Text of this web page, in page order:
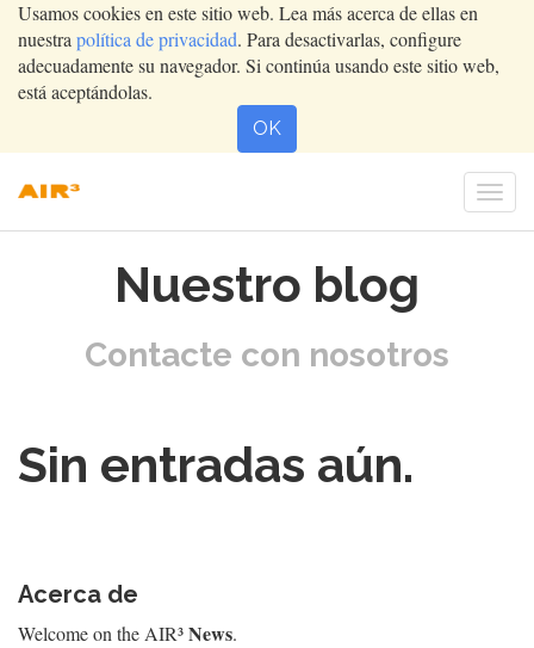
Usamos cookies en este sitio web. Lea más acerca de ellas en
nuestra política de privacidad. Para desactivarlas, configure
adecuadamente su navegador. Si continúa usando este sitio web,
está aceptándolas.
OK
Nuestro blog
Contacte con nosotros
Sin entradas aún.
Acerca de
Welcome on the AIR³News.